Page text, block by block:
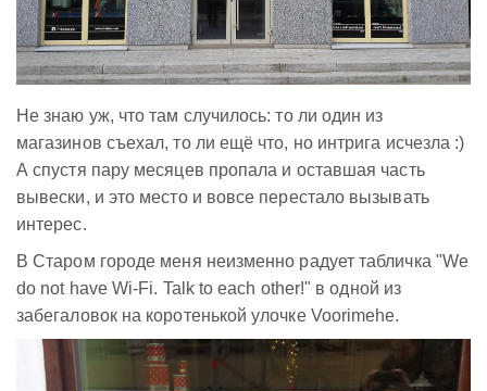
Не знаю уж, что там случилось: то ли один из
магазинов съехал, то ли ещё что, но интрига исчезла :)
А спустя пару месяцев пропала и оставшая часть
вывески, и это место и вовсе перестало вызывать
интерес.
В Старом городе меня неизменно радует табличка "We
do not have Wi-Fi. Talk to each other!" в одной из
забегаловок на коротенькой улочке Voorimehe.